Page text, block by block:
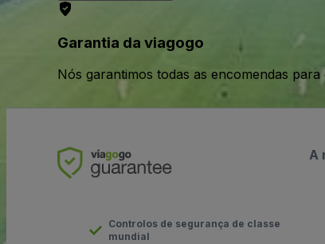
Garantia da viagogo
Nós garantimos todas as encomendas
Controlos de segurança de classe
mundial
A